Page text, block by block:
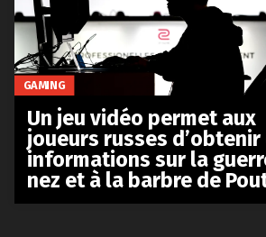
GAMING
Un jeu vidéo permet aux
joueurs russes d’obtenir
informations sur la
nez et à la barbre de